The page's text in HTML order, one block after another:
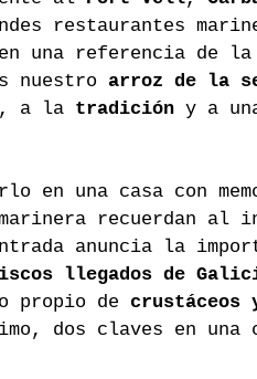
restaurantes
una referencia de la
nuestro arroz de la
, a la tradición y a
en una casa con
recuerdan al
anuncia la
llegados de
propio de crustáceos
dos claves en una